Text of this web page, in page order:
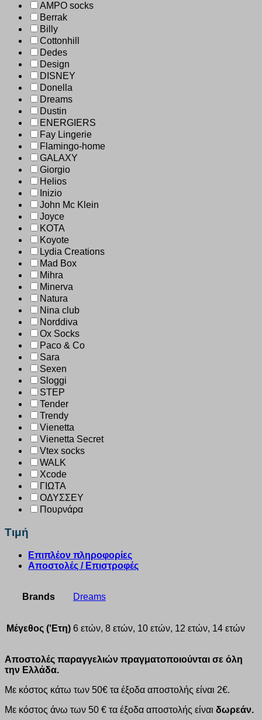
AMPO socks
Berrak
Billy
Cottonhill
Dedes
Design
DISNEY
Donella
Dreams
Dustin
ENERGIERS
Fay Lingerie
Flamingo-home
GALAXY
Giorgio
Helios
Inizio
John Mc Klein
Joyce
KOTA
Koyote
Lydia Creations
Mad Box
Mihra
Minerva
Natura
Nina club
Norddiva
Ox Socks
Paco & Co
Sara
Sexen
Sloggi
STEP
Tender
Trendy
Vienetta
Vienetta Secret
Vtex socks
WALK
Xcode
ΓΙΩΤΑ
ΟΔΥΣΣΕΥ
Πουρνάρα
Τιμή
Επιπλέον πληροφορίες
Αποστολές / Επιστροφές
Brands Dreams
Μέγεθος ('Ετη) 6 ετών, 8 ετών, 10 ετών, 12 ετών, 14 ετών
Αποστολές παραγγελιών πραγματοποιούνται σε όλη
την Ελλάδα.
Με κόστος κάτω των 50€ τα έξοδα αποστολής είναι 2€.
Με κόστος άνω των 50 € τα έξοδα αποστολής είναι δωρεάν.